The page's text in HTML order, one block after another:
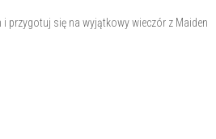
przygotuj się na wyjątkowy wieczór z Maiden